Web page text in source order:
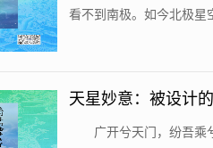
看不到南极。如今北极星
天星妙意：被设计
广开兮天门，纷吾乘